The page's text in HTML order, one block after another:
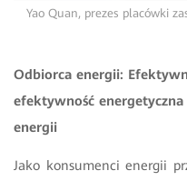
Yao Quan, prezes placówki
Odbiorca energii:
efektywność
energii
Jako konsumenci energii